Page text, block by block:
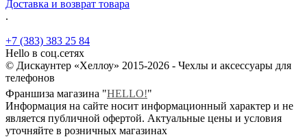
Доставка и возврат товара
.
+7 (383) 383 25 84
Hello в соц.сетях
© Дискаунтер «Хеллоу» 2015-2026 - Чехлы и аксессуары для
телефонов
Франшиза магазина "HELLO!"
Информация на сайте носит информационный характер и не
является публичной офертой. Актуальные цены и условия
уточняйте в розничных магазинах